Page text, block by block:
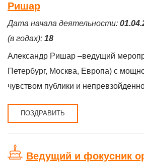
Ришар
Дата начала деятельности:
(в годах): 18
Александр Ришар –ведущий
Петербург, Москва, Европа) с
чувством публики и
ПОЗДРАВИТЬ
Ведущий и фокусник